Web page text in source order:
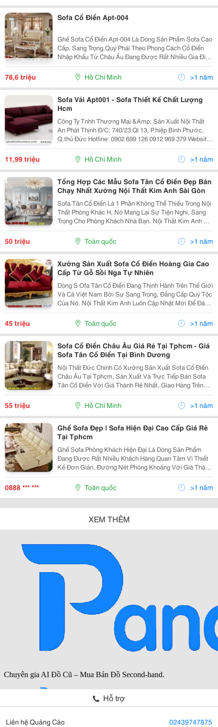
Sofa Cổ Điển Apt-004
Ghế Sofa Cổ Điển Apt-004 Là Dòng Sản Phẩm Sofa Cao
Cấp, Sang Trọng,Quý Phái Theo Phong Cách Cổ Điển
Nhập Khẩu Từ Châu Âu Đang Được Rất Nhiều Gia Đình
Việt Nam Ưa Dùng. Sofa Cổ Điển Được Đánh Giá Cao
Không Chỉ Bởi Màu Sắc Và Kiểu Dáng Phong Phú, Mà
78,6 triệu Hồ Chí Minh >1 năm
Sofa Vải Apt001 - Sofa Thiết Kế Chất Lượng
Hcm
Công Ty Tnhh Thương Mại &Amp; Sản Xuất Nội Thất
An Phát Thịnh Đ/C: 740/23 Ql 13, P.hiệp Bình Phước,
Q.thủ Đức Hotline: 0902 699 126 0912 969 379 Website:
Http://Anphatthinhfurniture.com Thông Tin Chi Tiết Sản
Phẩm: - Khung Sườn Được
11,99 triệu Hồ Chí Minh >1 năm
Tổng Hợp Các Mẫu Sofa Tân Cổ Điển Đẹp Bán
Chạy Nhất Xưởng Nội Thất Kim Anh Sài Gòn
Sofa Tân Cổ Điển Là 1 Phần Không Thể Thiếu Trong Nội
Thất Phòng Khác H, Nó Mang Lại Sự Tiện Nghi, Sang
Trọng Cho Phòng Khách Nhà Bạn. Nội Thất Kim Anh Có
Xưởng Sản Xuất Tại Tphcm Bán Hàng Trực Tiếp Không
Qua Trung Gian Vì Vậy Bạn Hãy Yên Tâm Về Chất
50 triệu Toàn quốc >1 năm
Xưởng Sản Xuất Sofa Cổ Điển Hoàng Gia Cao
Cấp Từ Gỗ Sồi Nga Tự Nhiên
Dòng S Ofa Tân Cổ Điển Đang Thịnh Hành Trên Thế Giới
Và Cả Việt Nam Bởi Sự Sang Trọng, Đẳng Cấp Quý Tộc
Của Nó. Nội Thất Kim Anh Luôn Cập Nhật Mới Để Đáp
Ứng Nhu Cầu Ngày Càng Đa Dạng Của Khách Hàng.
Giao Hàng Trên Toàn Quốc Các Tỉnh An Giang, Bến Tr
45 triệu Toàn quốc >1 năm
Sofa Cổ Điển Châu Âu Giá Rẻ Tại Tphcm - Giá
Sofa Tân Cổ Điển Tại Bình Dương
Nội Thất Đức Chinh Có Xưởng Sản Xuất Sofa Cổ Điển
Châu Âu Tại Tphcm, Sản Xuất Và Trực Tiếp Bán Sofa
Tân Cổ Điển Với Giá Thành Rẻ Nhất, Giao Hàng Trên
Toàn Quốc. Liên Hệ : 0968 142 802 - 0888 39 46 79 ( Ms
Tuyến Zalo, Viber ) Sofa Tân Cổ Đ
55 triệu Hồ Chí Minh >1 năm
Ghế Sofa Đẹp | Sofa Hiện Đại Cao Cấp Giá Rẻ
Tại Tphcm
Ghế Sofa Phòng Khách Hiện Đại Là Dòng Sản Phẩm
Đang Được Rất Nhiều Khách Hàng Quan Tâm Vì Thiết
Kế Đơn Giản, Đường Nét Phóng Khoáng Với Giá Thành
Hợp Lý Cho Mọi Khách Hàng . Liên Hệ Tư Vấn :
0888.39.46.79 ( Ms Tuyến ) Sofa Hiện Đại Cũng Không Q
0888 *** *** Toàn quốc >1 năm
XEM THÊM
Hỗ trợ
Liên hệ Quảng Cáo 02439747875